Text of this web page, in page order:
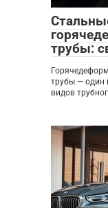
трубы:
трубы — один
видов